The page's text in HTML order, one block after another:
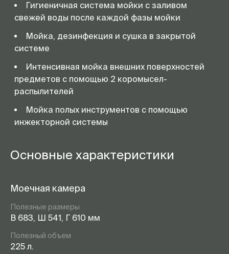
Гигиеничная система мойки с заливом
свежей воды после каждой фазы мойки
Мойка, дезинфекция и сушка в закрытой
системе
Интенсивная мойка внешних поверхностей
предметов с помощью 2 коромысел-
распылителей
Мойка полых инструментов с помощью
инжекторной системы
Основные характеристики
Моечная камера
Полезные размеры
В 683, Ш 541, Г 610 мм
Полезный объем
225 л.